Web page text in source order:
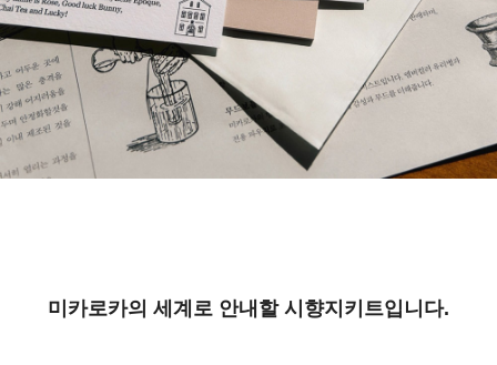
미카로카의 세계로 안내할 시향지키트입니다.